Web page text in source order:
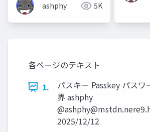
ashphy 5K
各ページのテキスト
1.
パスキー Passkey パス
界 ashphy
@
2025/12/12